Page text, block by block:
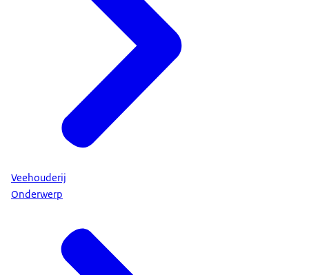
Veehouderij
Onderwerp